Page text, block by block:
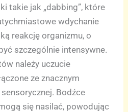
takie jak „dabbing”, które
wdychanie
reakcję organizmu, o
szczególnie intensywne.
należy uczucie
ze znacznym
Bodźce
się nasilać, powodując